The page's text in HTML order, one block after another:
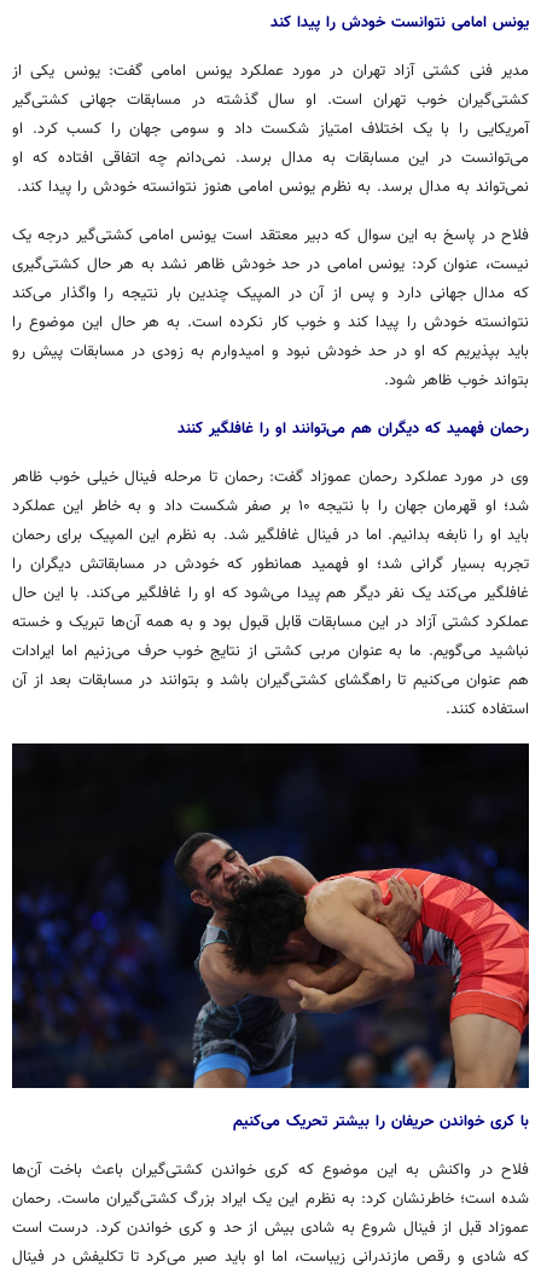
یونس امامی نتوانست خودش را پیدا کند
مدیر فنی کشتی آزاد تهران در مورد عملکرد یونس امامی گفت: یونس یکی از
کشتی‌گیران خوب تهران است. او سال گذشته در مسابقات جهانی کشتی‌گیر
آمریکایی را با یک اختلاف امتیاز شکست داد و سومی جهان را کسب کرد. او
می‌توانست در این مسابقات به مدال برسد. نمی‌دانم چه اتفاقی افتاده که او
نمی‌تواند به مدال برسد. به نظرم یونس امامی هنوز نتوانسته خودش را پیدا کند.
فلاح در پاسخ به این سوال که دبیر معتقد است یونس امامی کشتی‌گیر درجه یک
نیست، عنوان کرد: یونس امامی در حد خودش ظاهر نشد به هر حال کشتی‌گیری
که مدال جهانی دارد و پس از آن در المپیک چندین بار نتیجه را واگذار می‌کند
نتوانسته خودش را پیدا کند و خوب کار نکرده است. به هر حال این موضوع را
باید بپذیریم که او در حد خودش نبود و امیدوارم به زودی در مسابقات پیش رو
بتواند خوب ظاهر شود.
رحمان فهمید که دیگران هم می‌توانند او را غافلگیر کنند
وی در مورد عملکرد رحمان عموزاد گفت: رحمان تا مرحله فینال خیلی خوب ظاهر
شد؛ او قهرمان جهان را با نتیجه ۱۰ بر صفر شکست داد و به خاطر این عملکرد
باید او را نابغه بدانیم. اما در فینال غافلگیر شد. به نظرم این المپیک برای رحمان
تجربه بسیار گرانی شد؛ او فهمید همانطور که خودش در مسابقاتش دیگران را
غافلگیر می‌کند یک نفر دیگر هم پیدا می‌شود که او را غافلگیر می‌کند. با این حال
عملکرد کشتی آزاد در این مسابقات قابل قبول بود و به همه آن‌ها تبریک و خسته
نباشید می‌گویم. ما به عنوان مربی کشتی از نتایج خوب حرف می‌زنیم اما ایرادات
هم عنوان می‌کنیم تا راهگشای کشتی‌گیران باشد و بتوانند در مسابقات بعد از آن
استفاده کنند.
با کری خواندن حریفان را بیشتر تحریک می‌کنیم
فلاح در واکنش به این موضوع که کری خواندن کشتی‌گیران باعث باخت آن‌ها
شده است؛ خاطرنشان کرد: به نظرم این یک ایراد بزرگ کشتی‌گیران ماست. رحمان
عموزاد قبل از فینال شروع به شادی بیش از حد و کری خواندن کرد. درست است
که شادی و رقص مازندرانی زیباست، اما او باید صبر می‌کرد تا تکلیفش در فینال